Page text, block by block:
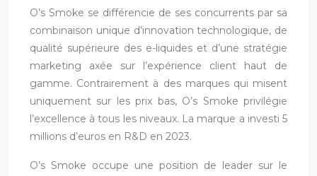
O’s Smoke se différencie de ses concurrents par sa
combinaison unique d’innovation technologique, de
qualité supérieure des e-liquides et d’une stratégie
marketing axée sur l’expérience client haut de
gamme. Contrairement à des marques qui misent
uniquement sur les prix bas, O’s Smoke privilégie
l’excellence à tous les niveaux. La marque a investi 5
millions d’euros en R&D en 2023.
O’s Smoke occupe une position de leader sur le